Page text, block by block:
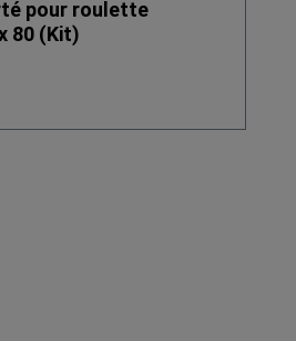
pour roulette
80 (Kit)